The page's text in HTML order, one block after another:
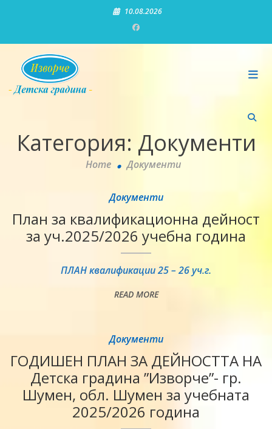
10.08.2026
Детска градина "Изворче"
Категория: Документи
Home Документи
Документи
План за квалификационна дейност
за уч.2025/2026 учебна година
ПЛАН квалификации 25 – 26 уч.г.
READ MORE
Документи
ГОДИШЕН ПЛАН ЗА ДЕЙНОСТТА НА
Детска градина ”Изворче”- гр.
Шумен, обл. Шумен за учебната
2025/2026 година